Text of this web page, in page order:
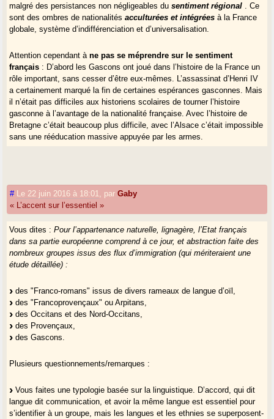
malgré des persistances non négligeables dusentiment régional
. Ce
sont des ombres de nationalitésacculturées et intégrées à la France
globale, système d’indifférenciation et d’universalisation.
Attention cependant àne pas se méprendre sur le sentiment
français : D’abord les Gascons ont joué dans l’histoire de la France un
rôle important, sans cesser d’être eux-mêmes. L’assassinat d’Henri IV
a certainement marqué la fin de certaines espérances gasconnes. Mais
il n’était pas difficiles aux historiens scolaires de tourner l’histoire
gasconne à l’avantage de la nationalité française. Avec l’histoire de
Bretagne c’était beaucoup plus difficile, avec l’Alsace c’était impossible
sans une rééducation massive appuyée par les armes.
avec les morts des guerres mondiales. Ajoutez le culte républicain ou
pour d’autres la nostalgie de la royauté, et vous verrez que l’idée d’une
nationalité gasconne politique eût été difficile à promouvoir. Dans les
années 1960 avec les spoliations foncières et l’exode rural ?
L’intégration, c’est aussi la désintégration.
Le sentiment d’une nette différence ethnique n’entraîne pas ipso facto
une revendication politique (le cas du pays Basque nord est instructif à
siècle face à l’Etat moderne. Les Gascons ont manqué le coche.
Conclusion : le malentendusur la notion de nationalité et sur la nature
même de la France comme personne morale et individu historique ont
empêché les Béarnais, et les autres, de détricoter les fils de leur
des milieux ethnistes, comme on disait alors, mais le discours des
relever.
Intéressantes sont à observer des variantes externes dues à l’histoire
# Le 22 juin 2016 à 18:01 parGaby
« L’accent sur l’essentiel »
Vous dites :Pour l’appartenance naturelle, lignagère, l’Etat français
dans sa partie européenne comprend à ce jour, et abstraction faite des
nombreux groupes issus des flux d’immigration (qui mériteraient une
étude détaillée) :
des "Franco-romans" issus de divers rameaux de langue d’oïl,
des "Francoprovençaux" ou Arpitans,
des Occitans et des Nord-Occitans,
des Provençaux,
des Gascons.
Plusieurs questionnements/remarques :
Vous faites une typologie basée sur la linguistique. D’accord, qui dit
langue dit communication, et avoir la même langue est essentiel pour
s’identifier à un groupe, mais les langues et les ethnies se superposent-